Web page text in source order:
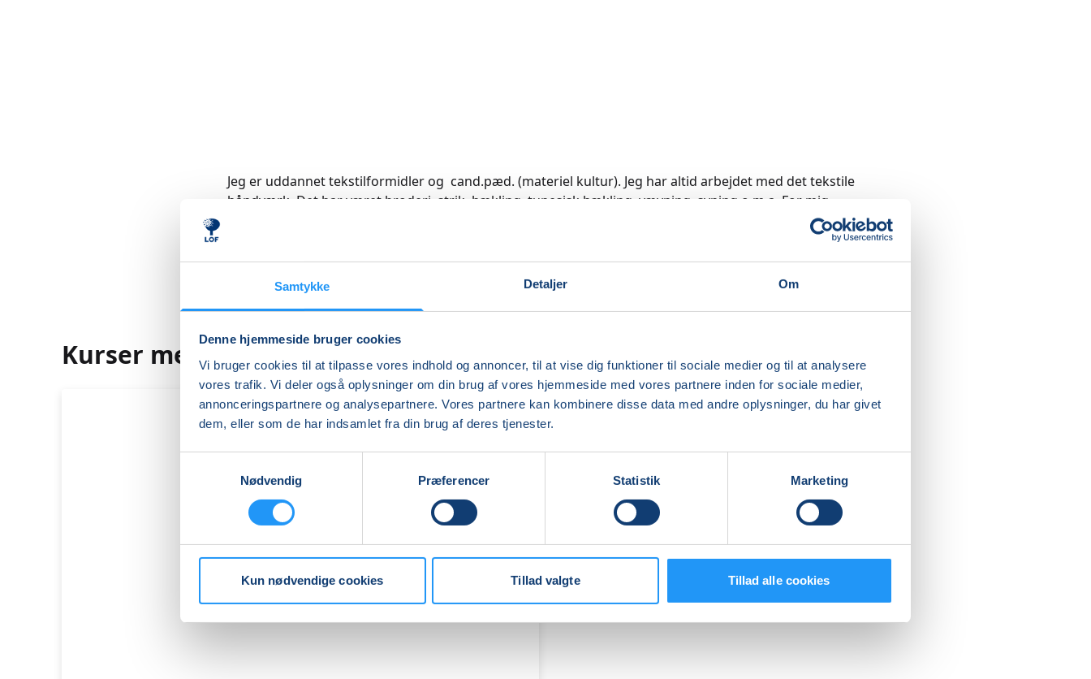
Samtykke Detaljer Om
Denne hjemmeside bruger cookies
Vi bruger cookies til at tilpasse vores indhold og annoncer, til at vise dig funktioner til sociale medier og til at analysere
vores trafik. Vi deler også oplysninger om din brug af vores hjemmeside med vores partnere inden for sociale medier,
annonceringspartnere og analysepartnere. Vores partnere kan kombinere disse data med andre oplysninger, du har givet
dem, eller som de har indsamlet fra din brug af deres tjenester.
Nødvendig
Præferencer Statistik Marketing
Kun nødvendige cookies Tillad valgte Tillad alle cookies
Jeg er uddannet tekstilformidler og cand.pæd. (materiel kultur). Jeg har altid arbejdet med det tekstile
håndværk. Det har været broderi, strik, hækling, tunesisk hækling, vævning, syning o.m.a. For mig
handler undervisning om, at det skal være sjovt og spændende at lære nyt og at videreudvikle det, man
Kurser med Jette Braun